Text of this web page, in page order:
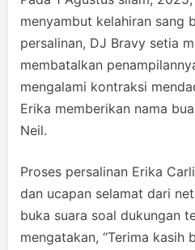
menyambut kelahiran sang
persalinan, DJ Bravy setia
membatalkan
mengalami kontraksi
Erika memberikan nama
Neil.
Proses persalinan Erika
dan ucapan selamat dari
buka suara soal dukungan
mengatakan, “Terima kasih